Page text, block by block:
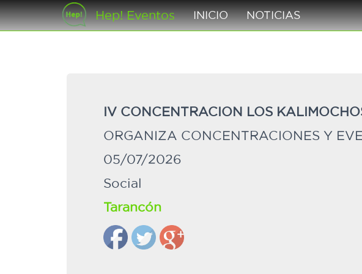
Hep! Eventos INICIO NOTICIAS
IV CONCENTRACION LOS
ORGANIZA CONCENTRACIONES Y
05/07/2026
Social
Tarancón